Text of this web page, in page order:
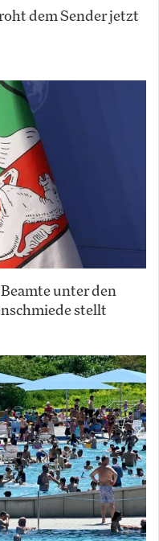
dem Sender jetzt
unter den
stellt